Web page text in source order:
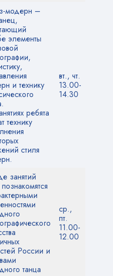
модерн –
элементы
и технику
ребята
технику
стиля
вт., чт.
13.00-
14.30
занятий
России и
танца
ср.,
пт.
11.00-
12.00